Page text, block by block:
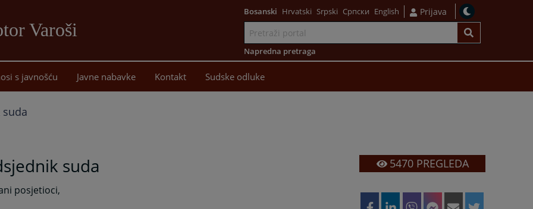
Varoši
sadržaj
Bosanski Hrvatski Srpski Српски English Prijava
Napredna pretraga
s javnošću Javne nabavke Kontakt Sudske odluke
suda
posjetioci,
5470PREGLEDA